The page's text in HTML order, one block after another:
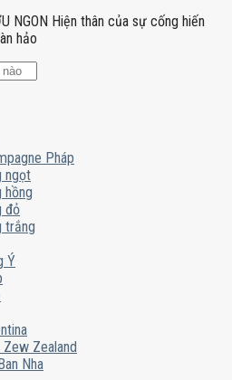
NGON Hiện thân của sự cống hiến
hảo
Pháp
ngọt
hồng
đỏ
trắng
Ý
Zealand
Nha